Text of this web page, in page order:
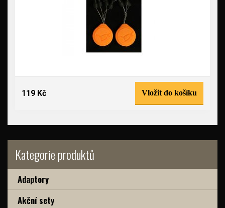
Kategorie produktů
Adaptory
Akční sety
119 Kč Vložit do košíku